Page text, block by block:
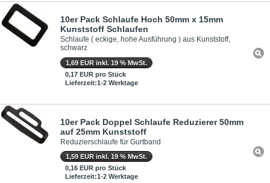
10er Pack Schlaufe Hoch 50mm x 15mm
Kunststoff Schlaufen
Schlaufe ( eckige, hohe Ausführung ) aus Kunststoff,
schwarz
1,69 EUR inkl. 19 % MwSt.
0,17 EUR pro Stück
Lieferzeit:1-2 Werktage
10er Pack Doppel Schlaufe Reduzierer 50mm
auf 25mm Kunststoff
Reduzierschlaufe für Gurtband
1,59 EUR inkl. 19 % MwSt.
0,16 EUR pro Stück
Lieferzeit:1-2 Werktage